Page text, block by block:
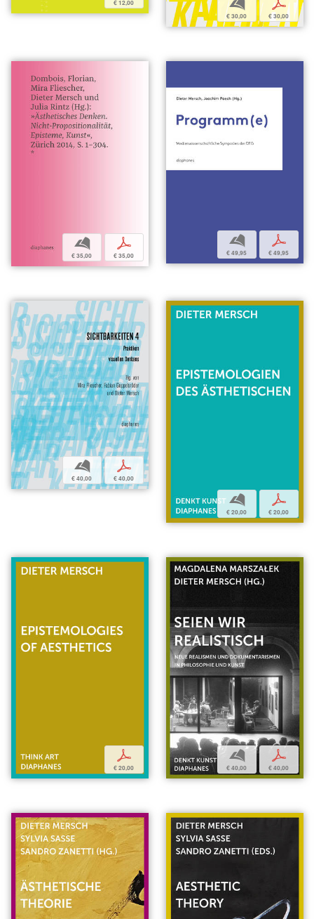
€ 12,00 b
€ 30,00
p
€ 30,00
b
€ 35,00
p
€ 35,00
b
€ 49,95
p
€ 49,95
b
€ 40,00
p
€ 40,00
b
€ 20,00
p
€ 20,00
p
€ 20,00
b
€ 40,00
p
€ 40,00